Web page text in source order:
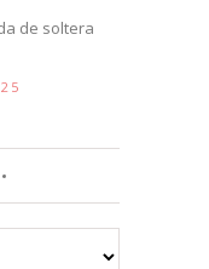
de soltera